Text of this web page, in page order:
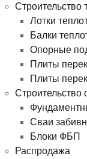
Строительство
Лотки
Балки
Опорные
Плиты
Плиты
Строительство
Сваи
Блоки ФБП
Распродажа